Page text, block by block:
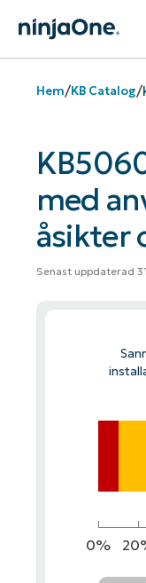
Hem/KB Catalog/
med
åsikter
Senast uppdaterad
0%